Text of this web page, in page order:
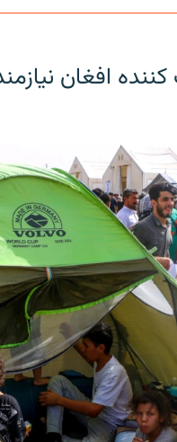
عودت کننده